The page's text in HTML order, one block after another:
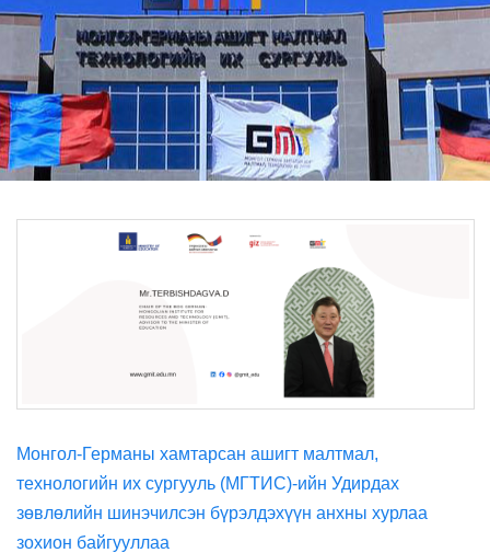
Монгол-Германы хамтарсан ашигт малтмал,
технологийн их сургууль (МГТИС)-ийн Удирдах
зөвлөлийн шинэчилсэн бүрэлдэхүүн анхны хурлаа
зохион байгууллаа